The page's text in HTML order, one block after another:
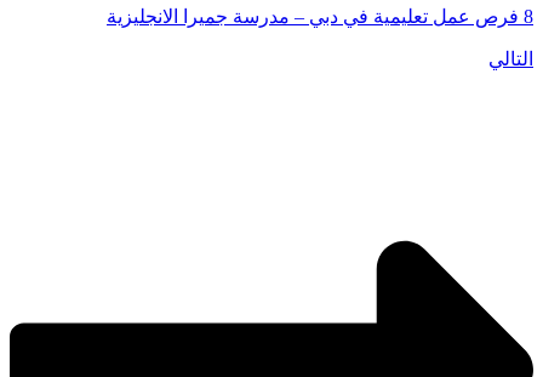
8 فرص عمل تعليمية في دبي – مدرسة جميرا الانجليزية
التالي